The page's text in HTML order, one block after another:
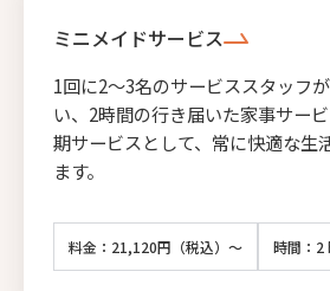
ミニメイドサービス
1回に2〜3名のサービススタッフ
い、2時間の行き届いた家事サー
期サービスとして、常に快適な生
ます。
料金：21,120円（税込）～ 時間：2